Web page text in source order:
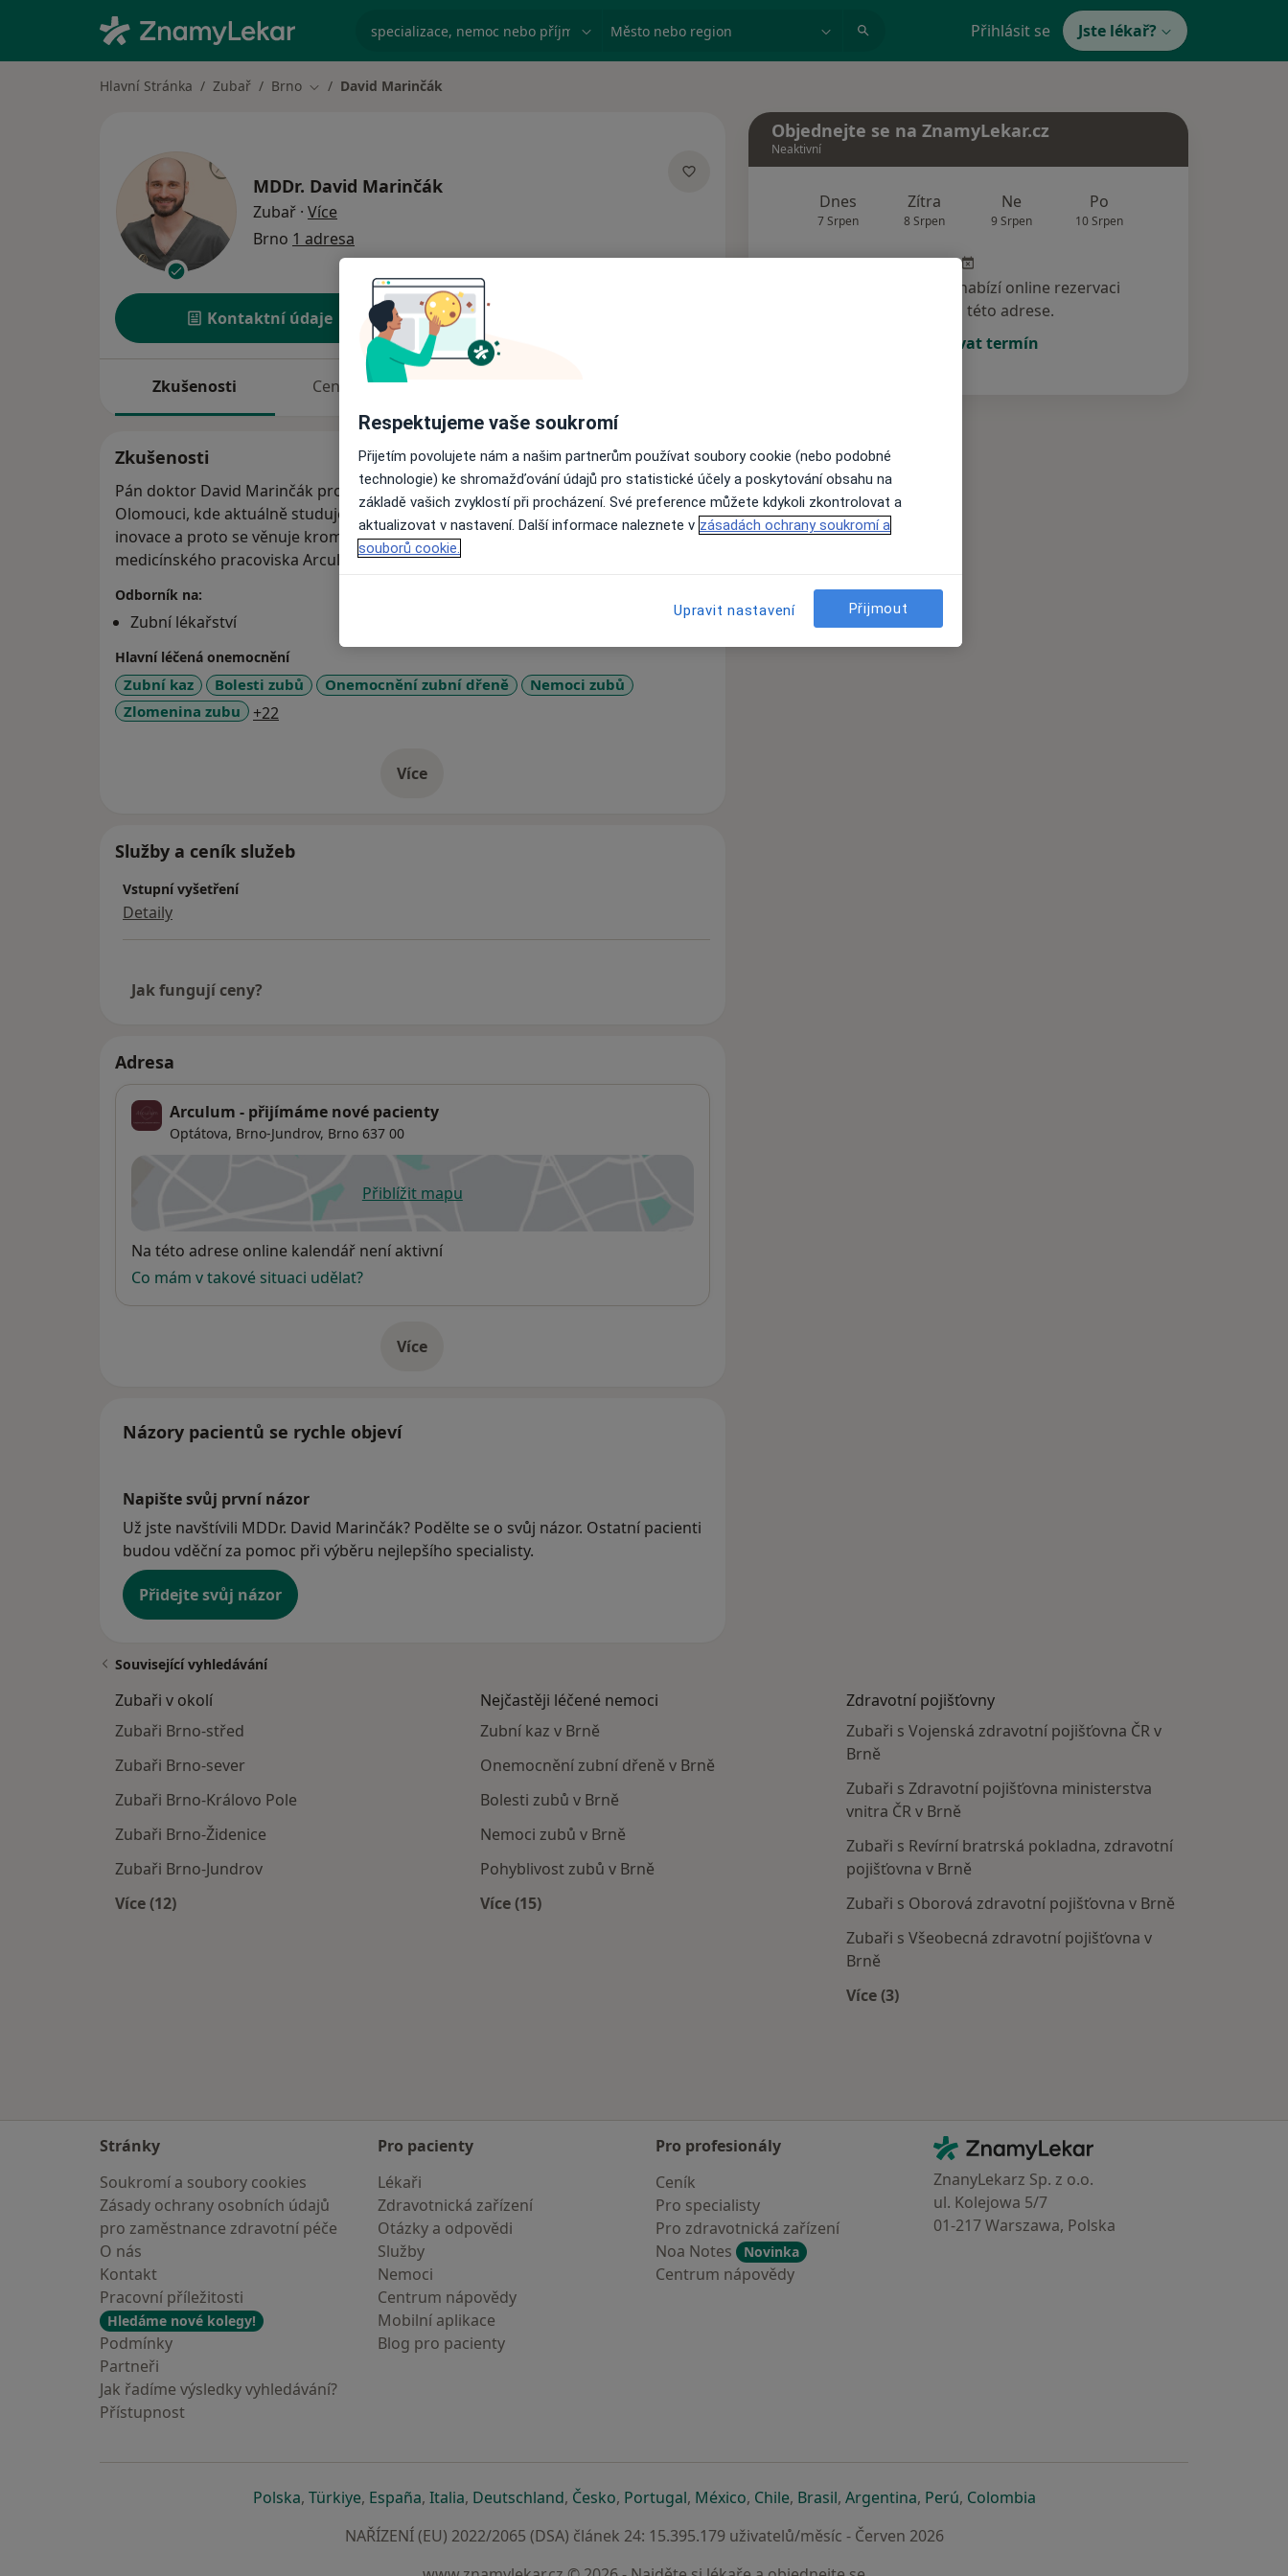
specializace, nemoc nebo příjmení Město nebo region Přihlásit se Jste lékař?
Hlavní Stránka Zubař Brno Změna města
David Marinčák
MDDr. David Marinčák
Zubař · Více
Brno 1 adresa
Kontaktní údaje
Zkušenosti Ceník
Zkušenosti
Pán doktor David Marinčák promoval na Lékařské fakultě Palackého univerzity v
Olomouci, kde aktuálně studuje taky doktorandský program. Jeho vášní jsou
inovace a proto se věnuje kromě endodonce a protetiky, také digitalizaci našeho
medicínského pracoviska Arculum.
Odborník na:
Zubní lékařství
Hlavní léčená onemocnění
Zubní kaz Bolesti zubů Onemocnění zubní dřeně
Nemoci zubů
Zlomenina zubu
+22
Víceo zkušenostech
Služby a ceník služeb
Vstupní vyšetření
Detaily
Jak fungují ceny?
Adresa
Arculum - přijímáme nové pacienty
Optátova, Brno-Jundrov, Brno 637 00
Přiblížit mapuse otevře v nové záložce
Dostupnost
Na této adrese online kalendář není aktivní
Co mám v takové situaci udělat?
Víceo adrese
Názory pacientů se rychle objeví
Napište svůj první názor
Už jste navštívili MDDr. David Marinčák? Podělte se o svůj názor. Ostatní pacienti
budou vděční za pomoc při výběru nejlepšího specialisty.
Přidejte svůj názor
Objednejte se na ZnamyLekar.cz
Neaktivní
Dnes
7 Srpen
Zítra
8 Srpen
Ne
9 Srpen
Po
10 Srpen
Tento specialista nenabízí online rezervaci
termínu na této adrese.
Rezervovat termín
Související vyhledávání
Zubaři v okolí
Zubaři Brno-střed
Zubaři Brno-sever
Zubaři Brno-Královo Pole
Zubaři Brno-Židenice
Zubaři Brno-Jundrov
Více (12)
Nejčastěji léčené nemoci
Zubní kaz v Brně
Onemocnění zubní dřeně v Brně
Bolesti zubů v Brně
Nemoci zubů v Brně
Pohyblivost zubů v Brně
Více (15)
Zdravotní pojišťovny
Zubaři s Vojenská zdravotní pojišťovna ČR v
Brně
Zubaři s Zdravotní pojišťovna ministerstva
vnitra ČR v Brně
Zubaři s Revírní bratrská pokladna, zdravotní
pojišťovna v Brně
Zubaři s Oborová zdravotní pojišťovna v Brně
Zubaři s Všeobecná zdravotní pojišťovna v
Brně
Více (3)
Stránky
Soukromí a soubory cookies
Zásady ochrany osobních údajů
pro zaměstnance zdravotní péče
O nás
Kontakt
Pracovní příležitosti
Hledáme nové kolegy!
Podmínky
Partneři
Jak řadíme výsledky vyhledávání?
Přístupnost
Pro pacienty
Lékaři
Zdravotnická zařízení
Otázky a odpovědi
Služby
Nemoci
Centrum nápovědy
Mobilní aplikace
Blog pro pacienty
Pro profesionály
Ceník
Pro specialisty
Pro zdravotnická zařízení
Noa Notes
Novinka
Centrum nápovědy
Kontakt
ZnamyLekar - Hlavní stránka
ZnanyLekarz Sp. z o.o.
ul. Kolejowa 5/7
01-217 Warszawa, Polska
Polskase otevře v nové záložce
, Türkiyese otevře v nové záložce
, Españase otevře v nové záložce
, Italiase otevře v nové záložce
, Deutschlandse otevře v nové záložce
, Českose otevře v nové záložce
, Portugalse otevře v nové záložce
, Méxicose otevře v nové záložce
, Chilese otevře v nové záložce
, Brasilse otevře v nové záložce
, Argentinase otevře v nové záložce
, Perúse otevře v nové záložce
, Colombiase otevře v nové záložce
NAŘÍZENÍ (EU) 2022/2065 (DSA) článek 24: 15.395.179 uživatelů/měsíc - Červen 2026
Respektujeme vaše soukromí
Přijetím povolujete nám a našim partnerům používat soubory cookie (nebo podobné
technologie) ke shromažďování údajů pro statistické účely a poskytování obsahu na
základě vašich zvyklostí při procházení. Své preference můžete kdykoli zkontrolovat a
aktualizovat v nastavení. Další informace naleznete v zásadách ochrany soukromí a
souborů cookie.
Upravit nastavení Přijmout